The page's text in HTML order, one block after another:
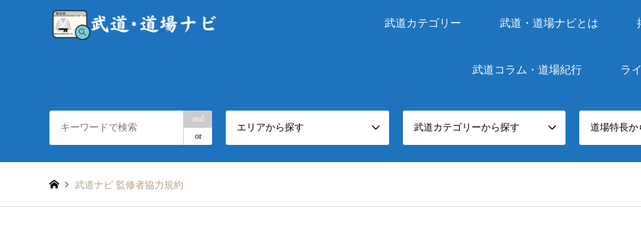
武道カテゴリー 武道・道場ナビとは
武道コラム・道場紀行 ラ
and
or
エリアから探す 武道カテゴリーから探す 道場特長か
武道ナビ 監修者協力規約